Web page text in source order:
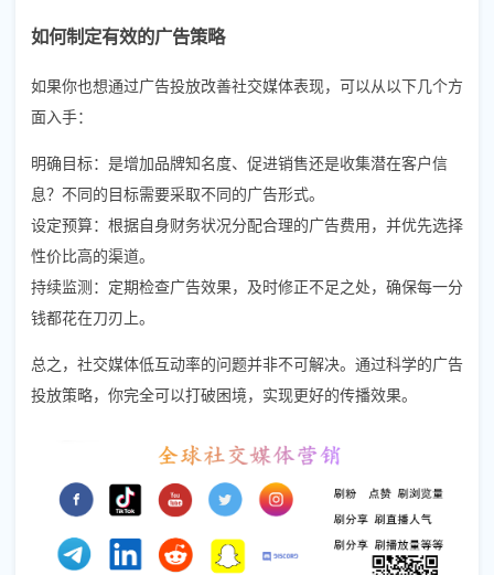
如何制定有效的广告策略
如果你也想通过广告投放改善社交媒体表现，可以从以下几个方
面入手：
明确目标：是增加品牌知名度、促进销售还是收集潜在客户信
息？不同的目标需要采取不同的广告形式。
设定预算：根据自身财务状况分配合理的广告费用，并优先选择
性价比高的渠道。
持续监测：定期检查广告效果，及时修正不足之处，确保每一分
钱都花在刀刃上。
总之，社交媒体低互动率的问题并非不可解决。通过科学的广告
投放策略，你完全可以打破困境，实现更好的传播效果。